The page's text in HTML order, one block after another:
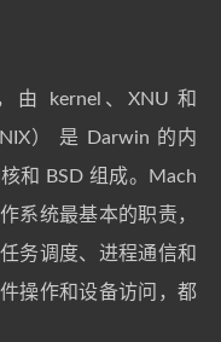
由 kernel、XNU 和
） 是 Darwin 的内
和 BSD 组成。Mach
系统最基本的职责，
务调度、进程通信和
操作和设备访问，都